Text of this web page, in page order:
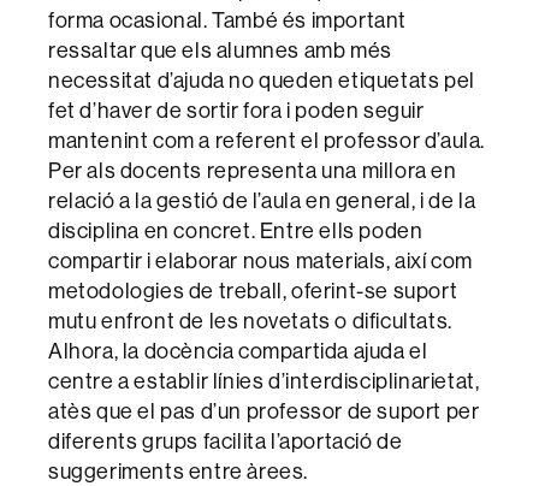
forma ocasional. També és important
ressaltar que els alumnes amb més
necessitat d’ajuda no queden etiquetats pel
fet d’haver de sortir fora i poden seguir
mantenint com a referent el professor d’aula.
Per als docents representa una millora en
relació a la gestió de l’aula en general, i de la
disciplina en concret. Entre ells poden
compartir i elaborar nous materials, així com
metodologies de treball, oferint-se suport
mutu enfront de les novetats o dificultats.
Alhora, la docència compartida ajuda el
centre a establir línies d’interdisciplinarietat,
atès que el pas d’un professor de suport per
diferents grups facilita l’aportació de
suggeriments entre àrees.